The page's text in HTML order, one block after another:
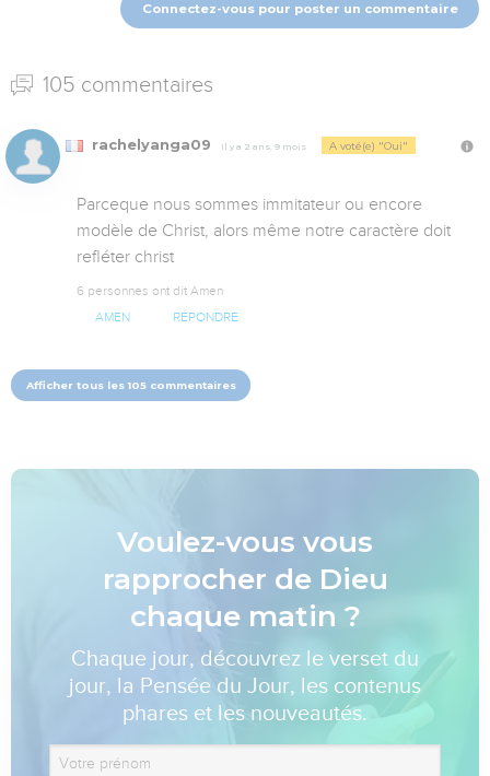
Connectez-vous pour poster un commentaire
105 commentaires
rachelyanga09 Il y a 2 ans, 9 mois A voté(e) "Oui"
Parceque nous sommes immitateur ou encore
modèle de Christ, alors même notre caractère doit
refléter christ
6 personnes ont dit Amen
AMEN RÉPONDRE
Afficher tous les 105 commentaires
Voulez-vous vous
rapprocher de Dieu
chaque matin ?
Chaque jour, découvrez le verset du
jour, la Pensée du Jour, les contenus
phares et les nouveautés.